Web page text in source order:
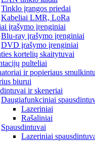
Tinklo įrangos priedai
Kabeliai LMR, LoRa
įrašymo įrenginiai
Blu-ray įrašymo įrenginiai
DVD įrašymo įrenginiai
kortelių skaitytuvai
pulteliai
ir popieriaus
biurui
ir skeneriai
Daugiafunkciniai
Lazeriniai
Rašaliniai
Spausdintuvai
Lazeriniai